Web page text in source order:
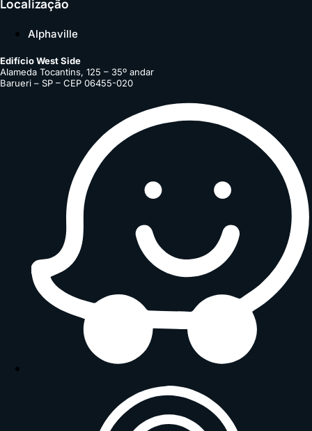
Localização
Alphaville
Edifício West Side
Alameda Tocantins, 125 – 35º andar
Barueri – SP – CEP 06455-020